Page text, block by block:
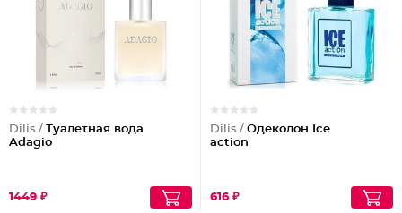
Dilis / Туалетная вода
Adagio
1449 ₽
Dilis / Одеколон Ice
action
616 ₽